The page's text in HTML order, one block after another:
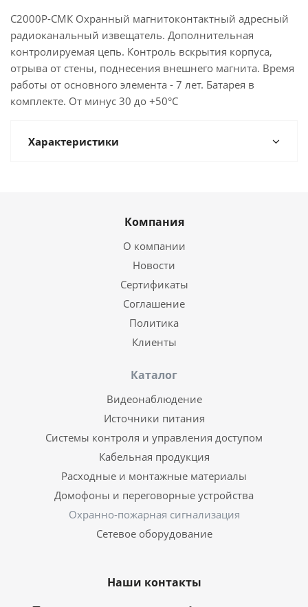
С2000Р-СМК Охранный магнитоконтактный адресный
радиоканальный извещатель. Дополнительная
контролируемая цепь. Контроль вскрытия корпуса,
отрыва от стены, поднесения внешнего магнита. Время
работы от основного элемента - 7 лет. Батарея в
комплекте. От минус 30 до +50°С
Характеристики
Компания
О компании
Новости
Сертификаты
Соглашение
Политика
Клиенты
Каталог
Видеонаблюдение
Источники питания
Системы контроля и управления доступом
Кабельная продукция
Расходные и монтажные материалы
Домофоны и переговорные устройства
Охранно-пожарная сигнализация
Сетевое оборудование
Наши контакты